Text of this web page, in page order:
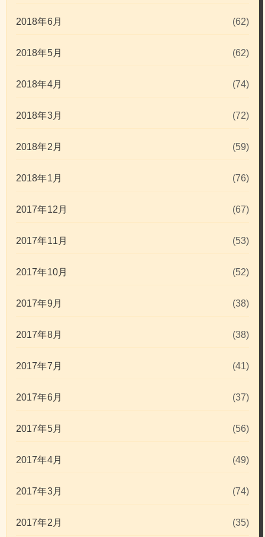
2018年6月 (62)
2018年5月 (62)
2018年4月 (74)
2018年3月 (72)
2018年2月 (59)
2018年1月 (76)
2017年12月 (67)
2017年11月 (53)
2017年10月 (52)
2017年9月 (38)
2017年8月 (38)
2017年7月 (41)
2017年6月 (37)
2017年5月 (56)
2017年4月 (49)
2017年3月 (74)
2017年2月 (35)